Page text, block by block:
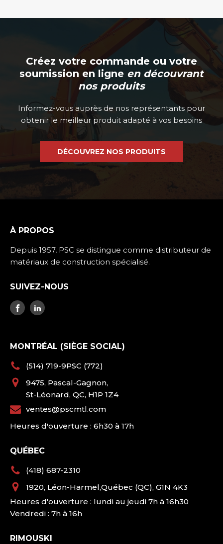
Créez votre commande ou votre
soumission en ligne en découvrant
nos produits
Informez-vous auprès de nos représentants pour
obtenir le meilleur produit adapté à vos besoins
DÉCOUVREZ NOS PRODUITS
À PROPOS
Depuis 1957, PSC se distingue comme distributeur de
matériaux de construction spécialisé.
SUIVEZ-NOUS
MONTRÉAL (SIÈGE SOCIAL)
(514) 719-9PSC (772)
9475, Pascal-Gagnon,
St-Léonard, QC, H1P 1Z4
ventes@pscmtl.com
Heures d'ouverture : 6h30 à 17h
QUÉBEC
(418) 687-2310
1920, Léon-Harmel,Québec (QC), G1N 4K3
Heures d'ouverture : lundi au jeudi 7h à 16h30
Vendredi : 7h à 16h
RIMOUSKI